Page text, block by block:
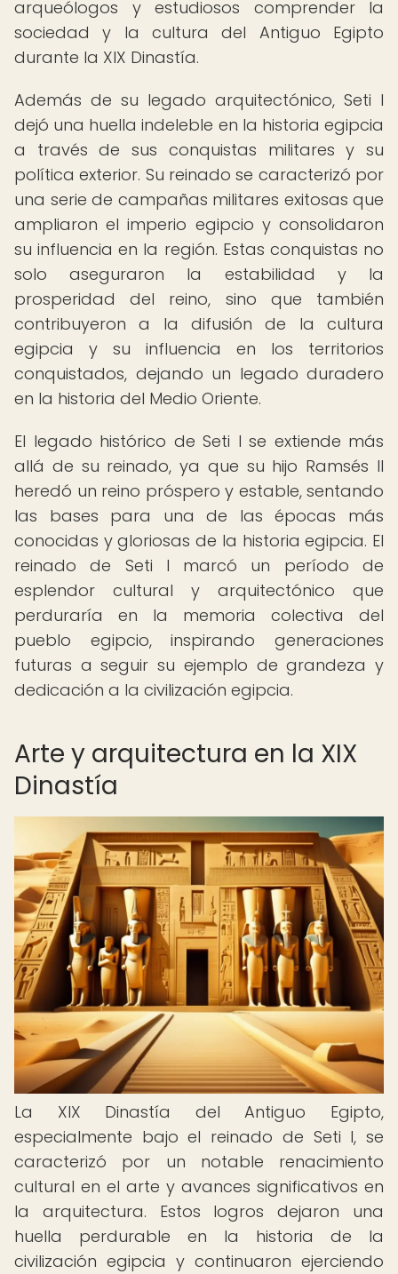
arqueólogos y estudiosos comprender la
sociedad y la cultura del Antiguo Egipto
durante la XIX Dinastía.
Además de su legado arquitectónico, Seti I
dejó una huella indeleble en la historia egipcia
a través de sus conquistas militares y su
política exterior. Su reinado se caracterizó por
una serie de campañas militares exitosas que
ampliaron el imperio egipcio y consolidaron
su influencia en la región. Estas conquistas no
solo aseguraron la estabilidad y la
prosperidad del reino, sino que también
contribuyeron a la difusión de la cultura
egipcia y su influencia en los territorios
conquistados, dejando un legado duradero
en la historia del Medio Oriente.
El legado histórico de Seti I se extiende más
allá de su reinado, ya que su hijo Ramsés II
heredó un reino próspero y estable, sentando
las bases para una de las épocas más
conocidas y gloriosas de la historia egipcia. El
reinado de Seti I marcó un período de
esplendor cultural y arquitectónico que
perduraría en la memoria colectiva del
pueblo egipcio, inspirando generaciones
futuras a seguir su ejemplo de grandeza y
dedicación a la civilización egipcia.
Arte y arquitectura en la XIX
Dinastía
La XIX Dinastía del Antiguo Egipto,
especialmente bajo el reinado de Seti I, se
caracterizó por un notable renacimiento
cultural en el arte y avances significativos en
la arquitectura. Estos logros dejaron una
huella perdurable en la historia de la
civilización egipcia y continuaron ejerciendo